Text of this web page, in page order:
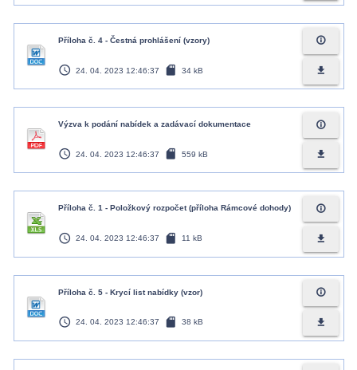
Příloha č. 4 - Čestná prohlášení (vzory)
access_time 24. 04. 2023 12:46:37 sd_card 34 kB
info_outline
file_download
Výzva k podání nabídek a zadávací dokumentace
access_time 24. 04. 2023 12:46:37 sd_card 559 kB
info_outline
file_download
Příloha č. 1 - Položkový rozpočet (příloha Rámcové dohody)
access_time 24. 04. 2023 12:46:37 sd_card 11 kB
info_outline
file_download
Příloha č. 5 - Krycí list nabídky (vzor)
access_time 24. 04. 2023 12:46:37 sd_card 38 kB
info_outline
file_download